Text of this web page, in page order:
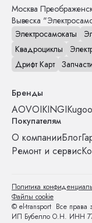
Москва
Вывеска
Электросамокаты
Квадроциклы
Дрифт Карт
Бренды
AOVOIKINGIKugoo
Покупателям
О компанииБлог
Ремонт и сервис
© el-transport Все
ИП Бубелло О.Н. ИНН
Политика
Файлы cookie